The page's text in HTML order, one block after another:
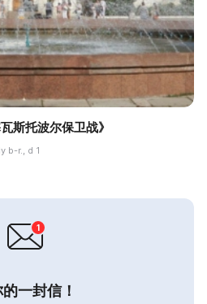
斯托波尔保卫战》
b-r., d 1
一封信！